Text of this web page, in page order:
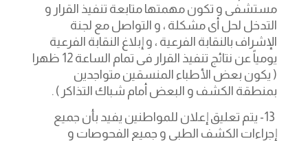
مستشفى و تكون مهمتها متابعة تنفيذ القرار و
التدخل لحل أى مشكلة ، و التواصل مع لجنة
الإشراف بالنقابة الفرعية ، و إبلاغ النقابة الفرعية
يومياً عن نتائج تنفيذ القرار فى تمام الساعة 12 ظهرا
( يكون بعض الأطباء المنسقين متواجدين
بمنطقة الكشف و البعض أمام شباك التذاكر ) .
13- يتم تعليق إعلان للمواطنين يفيد بأن جميع
إجراءات الكشف الطبى و جميع الفحوصات و